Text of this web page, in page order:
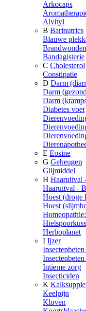
Arkocaps
Alvityl
B Barinutrics
Blauwe
Brandwonden
Bandagisterie
C Cholesterol
Constipatie
D Darm
Darm
Darm
Diabetes voet
E Eosine
G Geheugen
Glijmiddel
H Haaruitval
Haaruitval -
Hoest (droge
Hoest
Herboplanet
I Ijzer
Intieme zorg
Insecticiden
K
Keelpijn
Kloven